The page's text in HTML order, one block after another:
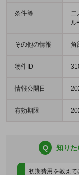
条件等
二
ル
その他の情報 角
物件ID
情報公開日
有効期限
Q 知り
初期費用を教えて